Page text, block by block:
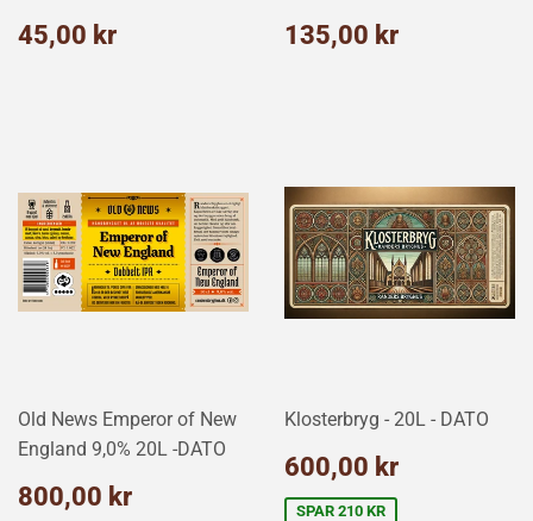
Normalpris
45,00 kr Normalpris
135,00 kr
Old News Emperor of New
England 9,0% 20L -DATO
Udsalgspris
800,00 kr
Klosterbryg - 20L - DATO
Udsalgspris
600,00 kr
SPAR 210 KR